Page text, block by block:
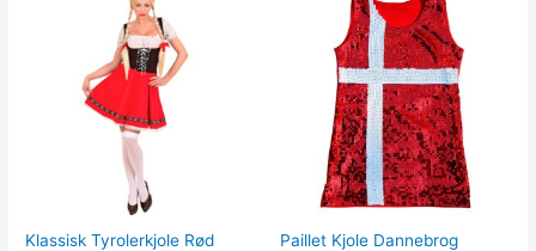
Klassisk Tyrolerkjole Rød Paillet Kjole Dannebrog